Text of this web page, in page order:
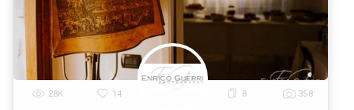
Venezia | Verona | Messina
| Livorno | Cagliari